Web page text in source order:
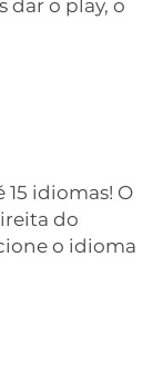
dar o play, o
idiomas! O
do
o idioma